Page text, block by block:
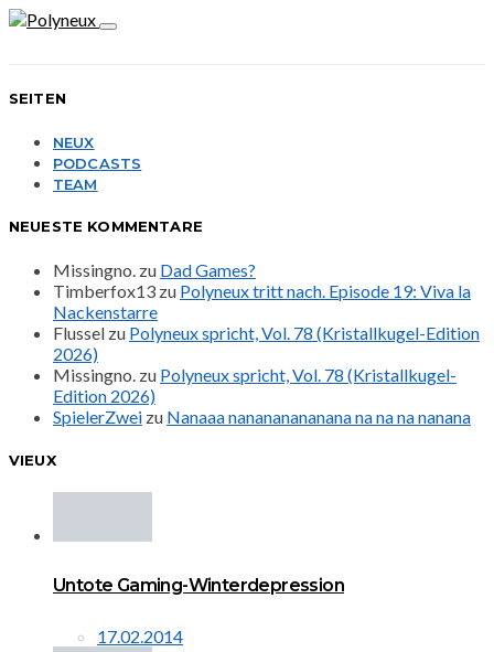
SEITEN
NEUX
PODCASTS
TEAM
NEUESTE KOMMENTARE
Missingno. zu Dad Games?
Timberfox13 zu Polyneux tritt nach. Episode 19: Viva la
Nackenstarre
Flussel zu Polyneux spricht, Vol. 78 (Kristallkugel-Edition
2026)
Missingno. zu Polyneux spricht, Vol. 78 (Kristallkugel-
Edition 2026)
SpielerZwei zu Nanaaa nanananananana na na na nanana
VIEUX
Untote Gaming-Winterdepression
17.02.2014